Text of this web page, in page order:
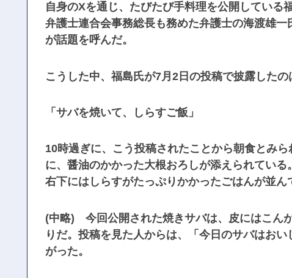
自身のXを通じ、たびたび手料理を公開している
弁護士連合会事務総長も務めた弁護士の海渡雄
が話題を呼んだ。
こうした中、福島氏が7月2日の投稿で披露したの
「サバを焼いて、しらすご飯」
10時過ぎに、こう投稿されたことから朝食とみ
に、醤油のかかった大根おろしが添えられてい
右下にはしらすがたっぷりかかったごはんが並ん
(中略) 今回公開された焼きサバは、皮にはこん
りだ。投稿を見た人からは、「今日のサバはお
がった。